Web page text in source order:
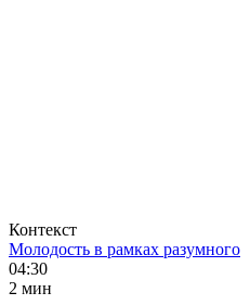
Контекст
Молодость в рамках разумного
04:30
2 мин